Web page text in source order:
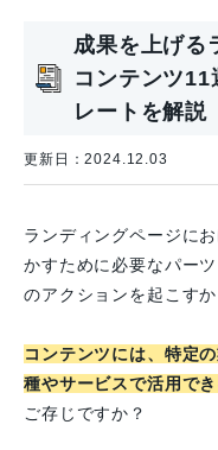
成果を上げる
コンテンツ
レートを解説
更新日：2024.12.03
ランディングページに
かすために必要なパー
のアクションを起こす
コンテンツには、特定
種やサービスで活用で
ご存じですか？